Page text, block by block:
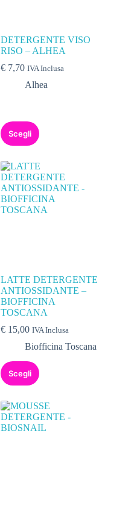
DETERGENTE VISO
RISO – ALHEA
€ 7,70 IVA Inclusa
Alhea
Scegli
LATTE DETERGENTE
ANTIOSSIDANTE –
BIOFFICINA
TOSCANA
€ 15,00 IVA Inclusa
Biofficina Toscana
Scegli